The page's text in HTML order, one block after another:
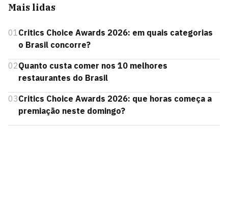
Mais lidas
01Critics Choice Awards 2026: em quais categorias
o Brasil concorre?
02Quanto custa comer nos 10 melhores
restaurantes do Brasil
03Critics Choice Awards 2026: que horas começa a
premiação neste domingo?